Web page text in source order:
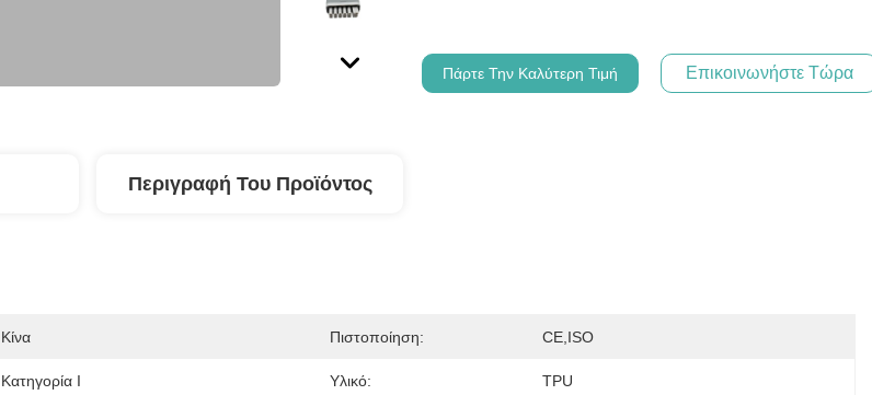
Πάρτε Την Καλύτερη Τιμή Επικοινωνήστε Τώρα
Περιγραφή Του Προϊόντος
Κίνα Πιστοποίηση: CE,ISO
Κατηγορία Ι Υλικό: TPU